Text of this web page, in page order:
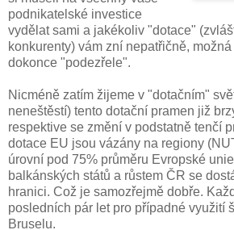
podnikatelské investice
vydělat sami a jakékoliv "dotace"
konkurenty) vám zní nepatřičně,
dokonce "podezřele".
Nicméně zatím žijeme v "dotačním"
neneštěstí) tento dotační pramen již
respektive se změní v podstatně tenčí
dotace EU jsou vázány na regiony
úrovní pod 75% průměru Evropské
balkánských států a růstem ČR se
hranici. Což je samozřejmě dobře.
posledních pár let pro případné využití
Bruselu.